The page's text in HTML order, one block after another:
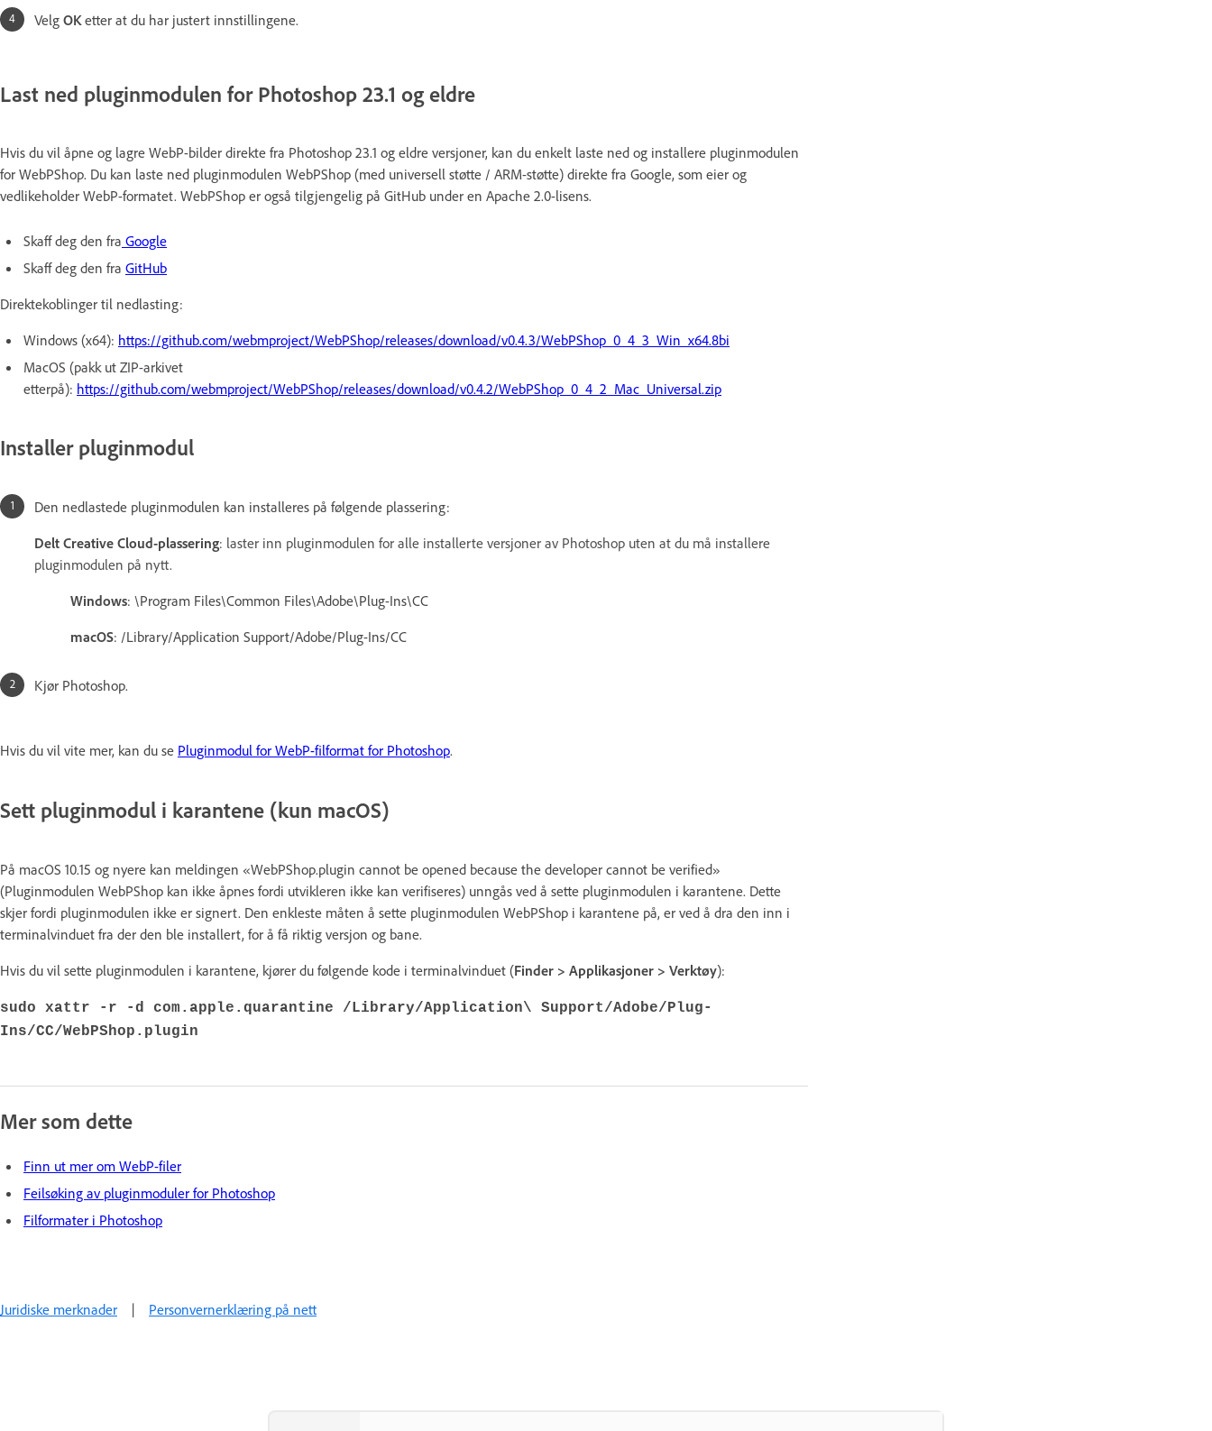
Velg OKetter at du har justert innstillingene.
Last ned pluginmodulen for Photoshop 23.1 og eldre
Hvis du vil åpne og lagre WebP-bilder direkte fra Photoshop 23.1 og eldre versjoner, kan du enkelt laste ned og installere pluginmodulen
for WebPShop. Du kan laste ned pluginmodulen WebPShop (med universell støtte / ARM-støtte) direkte fra Google, som eier og
vedlikeholder WebP-formatet. WebPShop er også tilgjengelig på GitHub under en Apache 2.0-lisens.
Skaff deg den fra Google
Skaff deg den fra GitHub
Direktekoblinger til nedlasting:
Windows (x64): https://github.com/webmproject/WebPShop/releases/download/v0.4.3/WebPShop_0_4_3_Win_x64.8bi
MacOS (pakk ut ZIP-arkivet
etterpå): https://github.com/webmproject/WebPShop/releases/download/v0.4.2/WebPShop_0_4_2_Mac_Universal.zip
Installer pluginmodul
Den nedlastede pluginmodulen kan installeres på følgende plassering:
Delt Creative Cloud-plassering: laster inn pluginmodulen for alle installerte versjoner av Photoshop uten at du må installere
pluginmodulen på nytt.
Windows: \Program Files\Common Files\Adobe\Plug-Ins\CC
macOS: /Library/Application Support/Adobe/Plug-Ins/CC
Kjør Photoshop.
Hvis du vil vite mer, kan du se Pluginmodul for WebP-filformat for Photoshop.
Sett pluginmodul i karantene (kun macOS)
På macOS 10.15 og nyere kan meldingen «WebPShop.plugin cannot be opened because the developer cannot be verified»
(Pluginmodulen WebPShop kan ikke åpnes fordi utvikleren ikke kan verifiseres) unngås ved å sette pluginmodulen i karantene. Dette
skjer fordi pluginmodulen ikke er signert. Den enkleste måten å sette pluginmodulen WebPShop i karantene på, er ved å dra den inn i
terminalvinduet fra der den ble installert, for å få riktig versjon og bane.
Hvis du vil sette pluginmodulen i karantene, kjører du følgende kode i terminalvinduet (Finder > Applikasjoner > Verktøy):
sudo xattr -r -d com.apple.quarantine /Library/Application\ Support/Adobe/Plug-
Ins/CC/WebPShop.plugin
Mer som dette
Finn ut mer om WebP-filer
Feilsøking av pluginmoduler for Photoshop
Filformater i Photoshop
Juridiske merknader | Personvernerklæring på nett